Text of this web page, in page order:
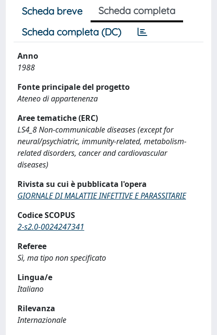
Scheda breve
Scheda completa
Scheda completa (DC)
Anno
1988
Fonte principale del progetto
Ateneo di appartenenza
Aree tematiche (ERC)
LS4_8 Non-communicable diseases (except for
neural/psychiatric, immunity-related, metabolism-
related disorders, cancer and cardiovascular
diseases)
Rivista su cui è pubblicata l'opera
GIORNALE DI MALATTIE INFETTIVE E PARASSITARIE
Codice SCOPUS
2-s2.0-0024247341
Referee
Sì, ma tipo non specificato
Lingua/e
Italiano
Rilevanza
Internazionale